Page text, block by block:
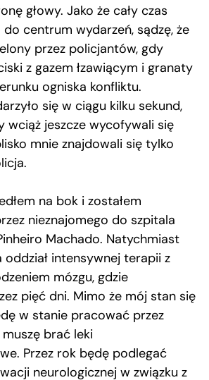
głowy. Jako że cały czas
centrum wydarzeń, sądzę, że
przez policjantów, gdy
z gazem łzawiącym i granaty
ogniska konfliktu.
się w ciągu kilku sekund,
wciąż jeszcze wycofywali się
mnie znajdowali się tylko
na bok i zostałem
nieznajomego do szpitala
Machado. Natychmiast
intensywnej terapii z
mózgu, gdzie
pięć dni. Mimo że mój stan się
w stanie pracować przez
brać leki
Przez rok będę podlegać
neurologicznej w związku z